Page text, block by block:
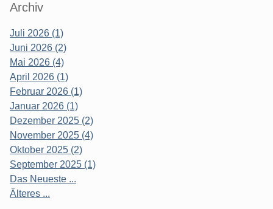
Archiv
Juli 2026 (1)
Juni 2026 (2)
Mai 2026 (4)
April 2026 (1)
Februar 2026 (1)
Januar 2026 (1)
Dezember 2025 (2)
November 2025 (4)
Oktober 2025 (2)
September 2025 (1)
Das Neueste ...
Älteres ...